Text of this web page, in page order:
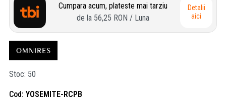
Cumpara acum, plateste mai tarziu
de la 56,25 RON / Luna
Detalii
aici
Stoc 50
Cod YOSEMITE-RCPB